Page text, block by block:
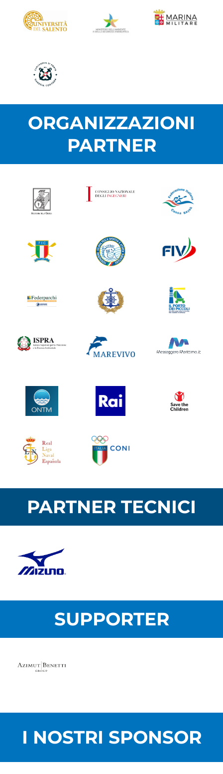
ORGANIZZAZIONI
PARTNER
PARTNER TECNICI
SUPPORTER
I NOSTRI SPONSOR